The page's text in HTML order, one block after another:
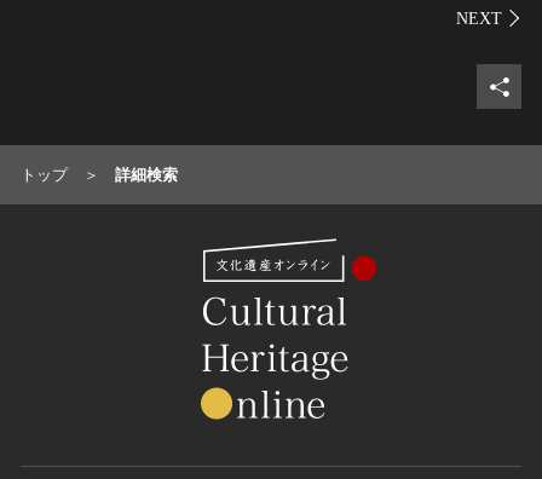
シェ
トップ 詳細検索